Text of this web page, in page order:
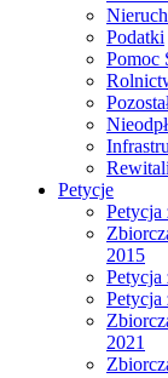
Podatki
Pomoc
Petycje
Petycja
2015
Petycja
Petycja
2021